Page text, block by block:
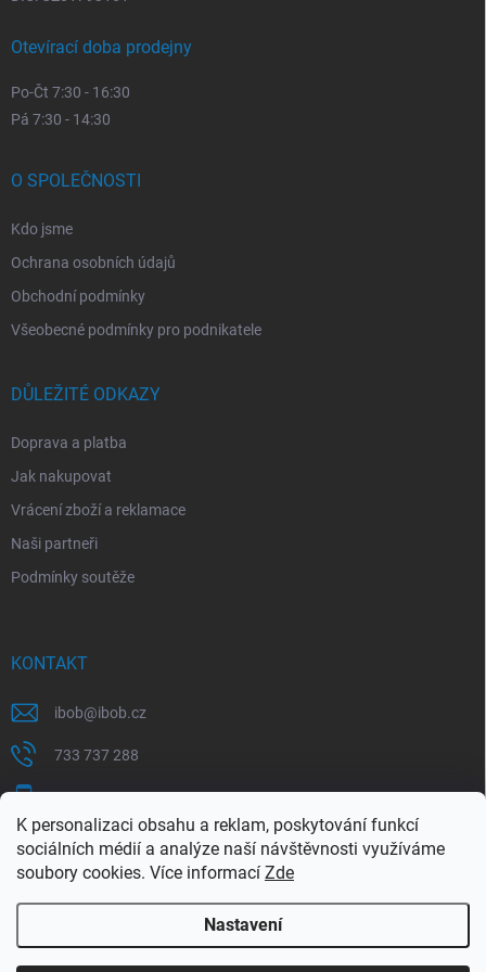
K personalizaci obsahu a reklam, poskytování funkcí
sociálních médií a analýze naší návštěvnosti využíváme
soubory cookies. Více informací Zde
Nastavení
Otevírací doba prodejny
Po-Čt 7:30 - 16:30
Pá 7:30 - 14:30
O SPOLEČNOSTI
Kdo jsme
Ochrana osobních údajů
Obchodní podmínky
Všeobecné podmínky pro podnikatele
DŮLEŽITÉ ODKAZY
Doprava a platba
Jak nakupovat
Vrácení zboží a reklamace
Naši partneři
Podmínky soutěže
KONTAKT
ibob@ibob.cz
733 737 288
607 069 561
Sledujte nás na Facebooku !
ibob_s.r.o/
Copyright 2026ibob s.r.o.. Všechna práva vyhrazena.Upravit nastavení